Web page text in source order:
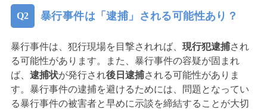
暴行事件は「逮捕」される可能性あり？
暴行事件は、犯行現場を目撃されれば、 現行犯逮捕され
る可能性があります。また、暴行事件の容疑が固まれ
ば、 逮捕状が発行され後日逮捕される可能性がありま
す。暴行事件の逮捕を避けるためには、問題となってい
る暴行事件の被害者と早めに示談を締結することが大切